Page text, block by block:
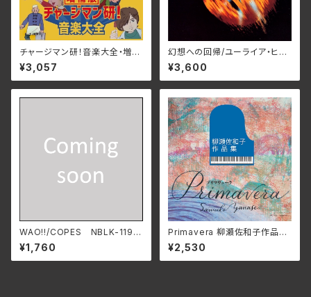
チャージマン研！音楽大全・増補
版/宮内國郎 3SCD-0077
(仕様:CD)
¥3,057
幻想への回帰/ユーライア・ヒー
プ BELLE-264386(仕様:SH
M-CD)
¥3,600
WAO!!/COPES NBLK-119
(仕様:CD)
¥1,760
Primavera 柳瀬佐和子作品集/
ユーオーディア・アンサンブル、
蜷川いづみ、工藤美穂、Duo FR
IEDEN MCDN-1171(仕様:C
¥2,530